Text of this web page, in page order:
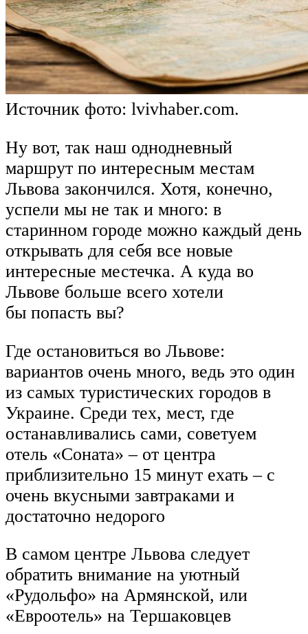
Источник фото: lvivhaber.com.
Ну вот, так наш однодневный
маршрут по интересным местам
Львова закончился. Хотя, конечно,
успели мы не так и много: в
старинном городе можно каждый день
открывать для себя все новые
интересные местечка. А куда во
Львове больше всего хотели
бы попасть вы?
Где остановиться во Львове:
вариантов очень много, ведь это один
из самых туристических городов в
Украине. Среди тех, мест, где
останавливались сами, советуем
отель «Соната» – от центра
приблизительно 15 минут ехать – с
очень вкусными завтраками и
достаточно недорого
В самом центре Львова следует
обратить внимание на уютный
«Рудольфо» на Армянской, или
«Евроотель» на Тершаковцев